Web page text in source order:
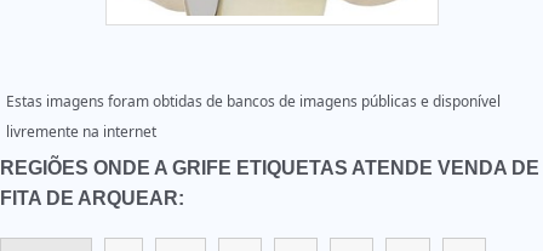
Estas imagens foram obtidas de bancos de imagens públicas e disponível
livremente na internet
REGIÕES ONDE A GRIFE ETIQUETAS ATENDE VENDA DE
FITA DE ARQUEAR: